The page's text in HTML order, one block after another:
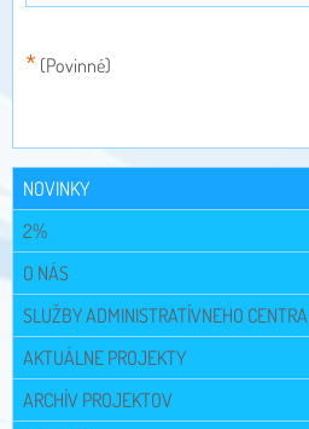
* (Povinné)
NOVINKY
2%
O NÁS
SLUŽBY ADMINISTRATÍVNEHO CENTRA
AKTUÁLNE PROJEKTY
ARCHÍV PROJEKTOV